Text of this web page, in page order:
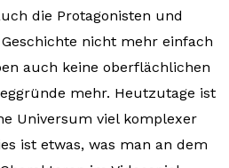
die Protagonisten und
nicht mehr einfach
auch keine oberflächlichen
mehr. Heutzutage ist
Universum viel komplexer
ist etwas, was man an dem